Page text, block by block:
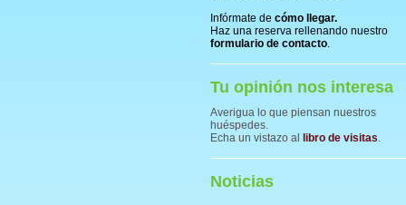
Infórmate de cómo llegar.
Haz una reserva rellenando nuestro
formulario de contacto.
Tu opinión nos interesa
Averigua lo que piensan nuestros
huéspedes.
Echa un vistazo al
libro de visitas.
Noticias